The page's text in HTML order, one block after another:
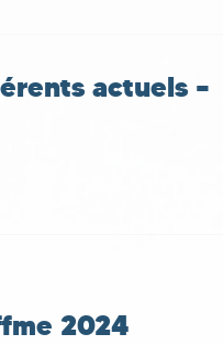
actuels –
2024